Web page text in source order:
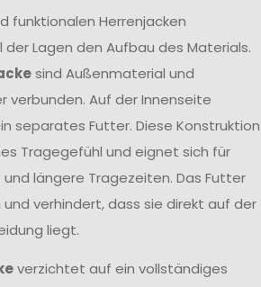
funktionalen Herrenjacken
Lagen den Aufbau des Materials.
sind Außenmaterial und
verbunden. Auf der Innenseite
separates Futter. Diese Konstruktion
Tragegefühl und eignet sich für
und längere Tragezeiten. Das Futter
verhindert, dass sie direkt auf der
liegt.
verzichtet auf ein vollständiges